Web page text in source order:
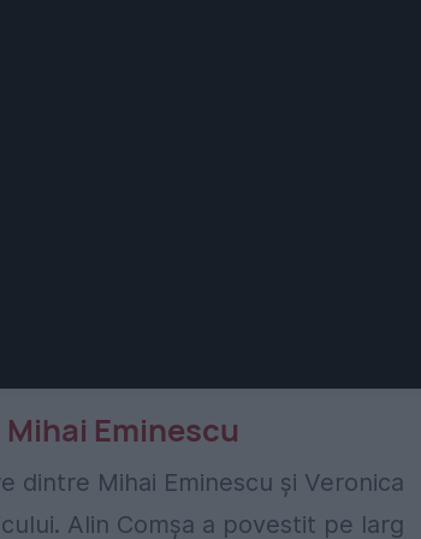
Eminescu
dintre Mihai Eminescu și Veronica
Alin Comșa a povestit pe larg